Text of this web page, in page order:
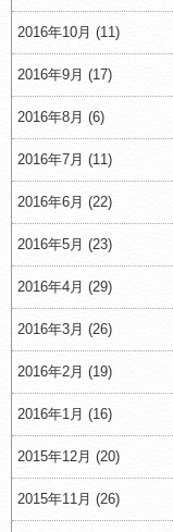
2016年10月 (11)
2016年9月 (17)
2016年8月 (6)
2016年7月 (11)
2016年6月 (22)
2016年5月 (23)
2016年4月 (29)
2016年3月 (26)
2016年2月 (19)
2016年1月 (16)
2015年12月 (20)
2015年11月 (26)